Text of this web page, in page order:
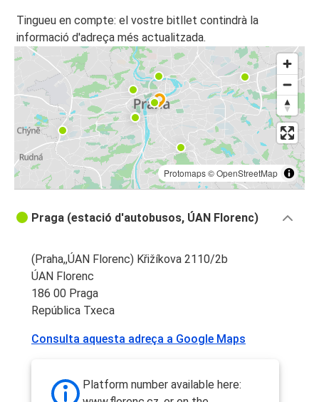
Tingueu en compte: el vostre bitllet contindrà la
informació d'adreça més actualitzada.
Protomaps©OpenStreetMap
Praga (estació d'autobusos, ÚAN Florenc)
(Praha,,ÚAN Florenc) Křižíkova 2110/2b
ÚAN Florenc
186 00 Praga
República Txeca
Consulta aquesta adreça a Google Maps
Platform number available here: